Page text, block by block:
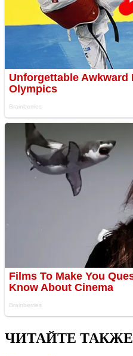
ЧИТАЙТЕ ТАКЖЕ